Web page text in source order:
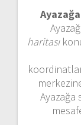
Ayazağa
haritası